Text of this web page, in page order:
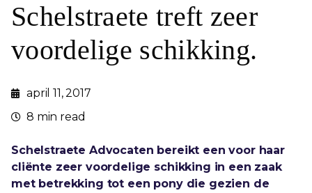
Schelstraete treft zeer
voordelige schikking.
april 11, 2017
8 min read
Schelstraete Advocaten bereikt een voor haar
cliënte zeer voordelige schikking in een zaak
met betrekking tot een pony die gezien de